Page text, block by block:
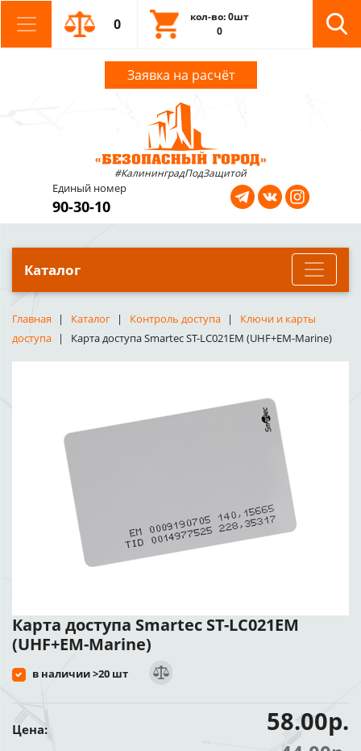
0
кол-во: 0шт
0
Заявка на расчёт
#КалининградПодЗащитой
Единый номер
90-30-10
Каталог
Главная Каталог Контроль доступа
Ключи и карты
доступа
Карта доступа Smartec ST-LC021EM (UHF+EM-Marine)
Карта доступа Smartec ST-LC021EM
(UHF+EM-Marine)
в наличии >20 шт
Цена: 58.00р.